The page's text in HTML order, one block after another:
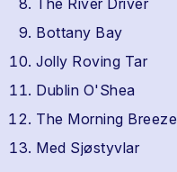
The River Driver
Bottany Bay
Jolly Roving Tar
Dublin O'Shea
The Morning Breeze
Med Sjøstyvlar